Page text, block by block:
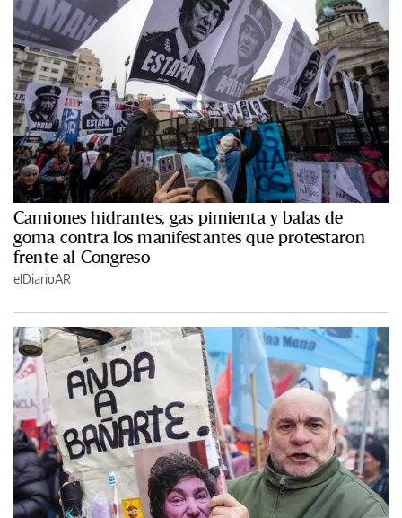
Camiones hidrantes, gas pimienta y balas de
goma contra los manifestantes que protestaron
frente al Congreso
elDiarioAR